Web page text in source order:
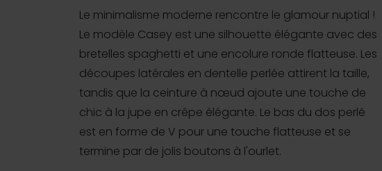
Le minimalisme moderne rencontre le glamour nuptial !
Le modèle Casey est une silhouette élégante avec des
bretelles spaghetti et une encolure ronde flatteuse. Les
découpes latérales en dentelle perlée attirent la taille,
tandis que la ceinture à nœud ajoute une touche de
chic à la jupe en crêpe élégante. Le bas du dos perlé
est en forme de V pour une touche flatteuse et se
termine par de jolis boutons à l'ourlet.